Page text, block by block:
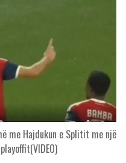
me Hajdukun e Splitit me një